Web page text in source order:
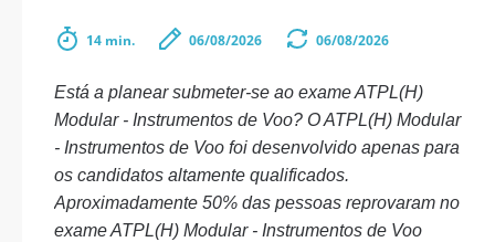
14 min. 06/08/2026 06/08/2026
Está a planear submeter-se ao exame ATPL(H)
Modular - Instrumentos de Voo? O ATPL(H) Modular
- Instrumentos de Voo foi desenvolvido apenas para
os candidatos altamente qualificados.
Aproximadamente 50% das pessoas reprovaram no
exame ATPL(H) Modular - Instrumentos de Voo